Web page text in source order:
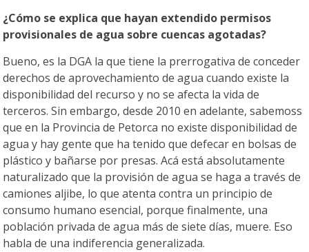
¿Cómo se explica que hayan extendido permisos
provisionales de agua sobre cuencas agotadas?
Bueno, es la DGA la que tiene la prerrogativa de conceder
derechos de aprovechamiento de agua cuando existe la
disponibilidad del recurso y no se afecta la vida de
terceros. Sin embargo, desde 2010 en adelante, sabemoss
que en la Provincia de Petorca no existe disponibilidad de
agua y hay gente que ha tenido que defecar en bolsas de
plástico y bañarse por presas. Acá está absolutamente
naturalizado que la provisión de agua se haga a través de
camiones aljibe, lo que atenta contra un principio de
consumo humano esencial, porque finalmente, una
población privada de agua más de siete días, muere. Eso
habla de una indiferencia generalizada.